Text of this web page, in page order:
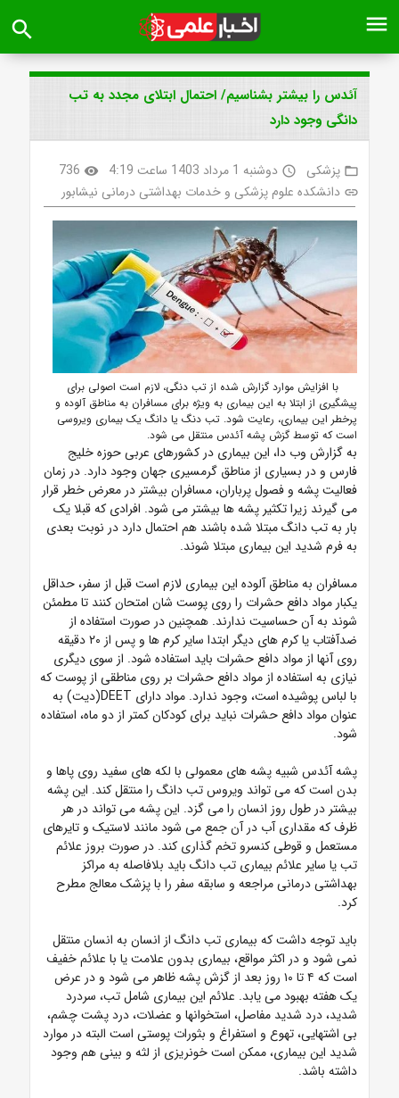
menu
search
آئدس را بیشتر بشناسیم/ احتمال ابتلای مجدد به تب
دانگی وجود دارد
folder_open پزشکی access_time دوشنبه 1 مرداد 1403 ساعت 4:19 visibility
736
link دانشکده علوم پزشکی و خدمات بهداشتی درمانی نیشابور
با افزایش موارد گزارش شده از تب دنگی، لازم است اصولی برای
پیشگیری از ابتلا به این بیماری به ویژه برای مسافران به مناطق آلوده و
پرخطر این بیماری، رعایت شود. تب دنگ یا دانگ یک بیماری ویروسی
است که توسط گزش پشه آئدس منتقل می شود.
به گزارش وب دا، این بیماری در کشورهای عربی حوزه خلیج
فارس و در بسیاری از مناطق گرمسیری جهان وجود دارد. در زمان
فعالیت پشه و فصول پرباران، مسافران بیشتر در معرض خطر قرار
می گیرند زیرا تکثیر پشه ها بیشتر می شود. افرادی که قبلا یک
بار به تب دانگ مبتلا شده باشند هم احتمال دارد در نوبت بعدی
به فرم شدید این بیماری مبتلا شوند.
مسافران به مناطق آلوده این بیماری لازم است قبل از سفر، حداقل
یکبار مواد دافع حشرات را روی پوست شان امتحان کنند تا مطمئن
شوند به آن حساسیت ندارند. همچنین در صورت استفاده از
ضدآفتاب یا کرم های دیگر ابتدا سایر کرم ها و پس از ۲۰ دقیقه
روی آنها از مواد دافع حشرات باید استفاده شود. از سوی دیگری
نیازی به استفاده از مواد دافع حشرات بر روی مناطقی از پوست که
با لباس پوشیده است، وجود ندارد. مواد دارای DEET(دیت) به
عنوان مواد دافع حشرات نباید برای کودکان کمتر از دو ماه، استفاده
شود.
پشه آئدس شبیه پشه های معمولی با لکه های سفید روی پاها و
بدن است که می تواند ویروس تب دانگ را منتقل کند. این پشه
بیشتر در طول روز انسان را می گزد. این پشه می تواند در هر
ظرف که مقداری آب در آن جمع می شود مانند لاستیک و تایرهای
مستعمل و قوطی کنسرو تخم گذاری کند. در صورت بروز علائم
تب یا سایر علائم بیماری تب دانگ باید بلافاصله به مراکز
بهداشتی درمانی مراجعه و سابقه سفر را با پزشک معالج مطرح
کرد.
باید توجه داشت که بیماری تب دانگ از انسان به انسان منتقل
نمی شود و در اکثر مواقع، بیماری بدون علامت یا با علائم خفیف
است که ۴ تا ۱۰ روز بعد از گزش پشه ظاهر می شود و در عرض
یک هفته بهبود می یابد. علائم این بیماری شامل تب، سردرد
شدید، درد شدید مفاصل، استخوانها و عضلات، درد پشت چشم،
بی اشتهایی، تهوع و استفراغ و بثورات پوستی است البته در موارد
شدید این بیماری، ممکن است خونریزی از لثه و بینی هم وجود
داشته باشد.